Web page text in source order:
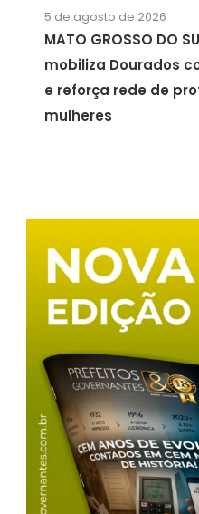
5 de agosto de 2026
MATO GROSSO DO
mobiliza Dourados
e reforça rede de
mulheres